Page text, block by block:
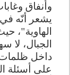
وأنفاق
يشعر أنّه
الهاوية"،
الجبال،
داخل
على أسئلة